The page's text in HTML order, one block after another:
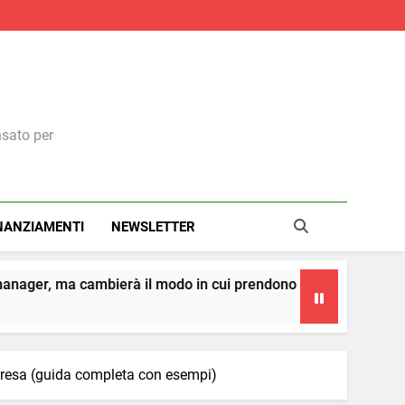
per
NEWSLETTER
in cui prendono decisioni
4 Giorni Ago
(guida completa con esempi)